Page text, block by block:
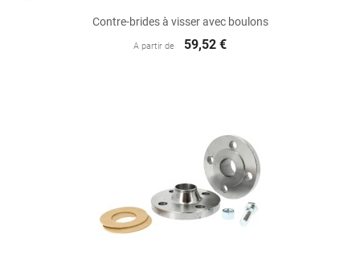
Contre-brides à visser avec boulons
A partir de 59,52 €